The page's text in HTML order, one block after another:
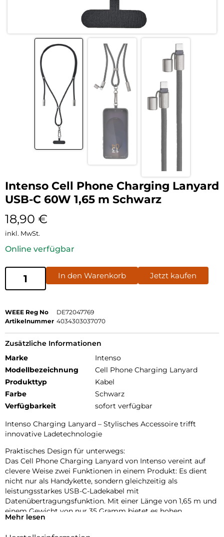
Intenso Cell Phone Charging Lanyard
USB-C 60W 1,65 m Schwarz
18,90 €
inkl. MwSt.
Online verfügbar
In den Warenkorb Jetzt kaufen
WEEE Reg No
DE72047769
Artikelnummer 4034303037070
Zusätzliche Informationen
Marke
Intenso
Modellbezeichnung
Cell Phone Charging Lanyard
Produkttyp
Kabel
Farbe
Schwarz
Verfügbarkeit
sofort verfügbar
Intenso Charging Lanyard – Stylisches Accessoire trifft
innovative Ladetechnologie
Praktisches Design für unterwegs:
Das Cell Phone Charging Lanyard von Intenso vereint auf
clevere Weise zwei Funktionen in einem Produkt: Es dient
nicht nur als Handykette, sondern gleichzeitig als
leistungsstarkes USB-C-Ladekabel mit
Datenübertragungsfunktion. Mit einer Länge von 1,65 m und
einem Gewicht von nur 35 Gramm bietet es hohen
Tragekomfort und optimale Bewegungsfreiheit – ob beim
Mehr lesen